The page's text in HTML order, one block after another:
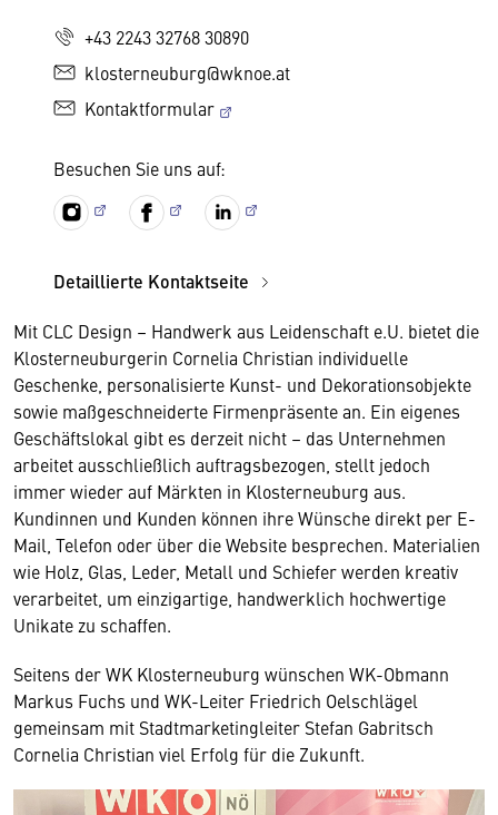
+43 2243 32768 30890
klosterneuburg@wknoe.at
Kontaktformular
Besuchen Sie uns auf:
Detaillierte Kontaktseite
Mit CLC Design – Handwerk aus Leidenschaft e.U. bietet die
Klosterneuburgerin Cornelia Christian individuelle
Geschenke, personalisierte Kunst- und Dekorationsobjekte
sowie maßgeschneiderte Firmenpräsente an. Ein eigenes
Geschäftslokal gibt es derzeit nicht – das Unternehmen
arbeitet ausschließlich auftragsbezogen, stellt jedoch
immer wieder auf Märkten in Klosterneuburg aus.
Kundinnen und Kunden können ihre Wünsche direkt per E-
Mail, Telefon oder über die Website besprechen. Materialien
wie Holz, Glas, Leder, Metall und Schiefer werden kreativ
verarbeitet, um einzigartige, handwerklich hochwertige
Unikate zu schaffen.
Seitens der WK Klosterneuburg wünschen WK-Obmann
Markus Fuchs und WK-Leiter Friedrich Oelschlägel
gemeinsam mit Stadtmarketingleiter Stefan Gabritsch
Cornelia Christian viel Erfolg für die Zukunft.